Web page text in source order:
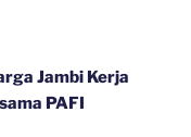
Jambi Kerja
PAFI